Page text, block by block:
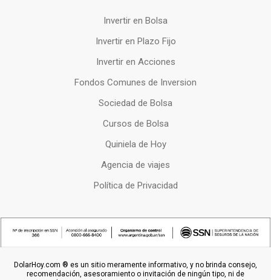
Invertir en Bolsa
Invertir en Plazo Fijo
Invertir en Acciones
Fondos Comunes de Inversion
Sociedad de Bolsa
Cursos de Bolsa
Quiniela de Hoy
Agencia de viajes
Política de Privacidad
DolarHoy.com ® es un sitio meramente informativo, y no brinda consejo,
recomendación, asesoramiento o invitación de ningún tipo, ni de